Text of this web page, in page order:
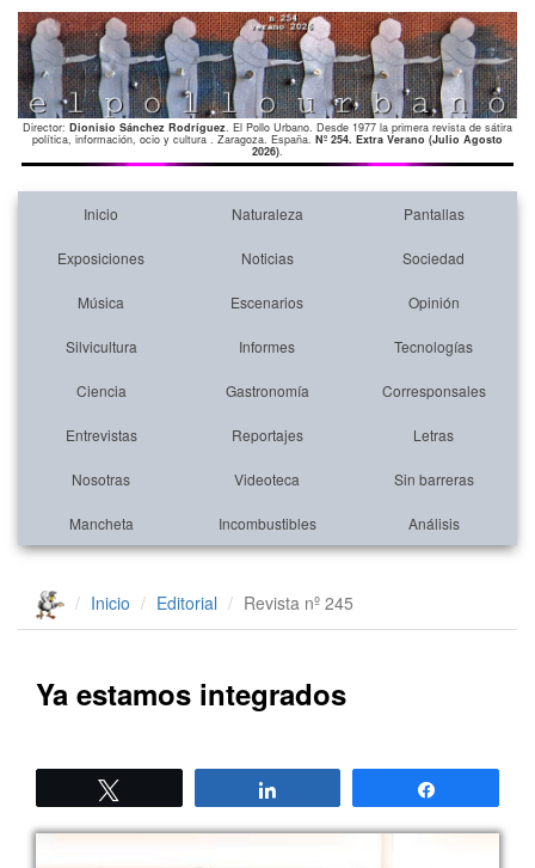
Director: Dionisio Sánchez Rodríguez. El Pollo Urbano. Desde 1977 la primera revista de sátira
política, información, ocio y cultura . Zaragoza. España. Nº 254. Extra Verano (Julio Agosto
2026).
Inicio Naturaleza Pantallas
Exposiciones Noticias Sociedad
Música Escenarios Opinión
Silvicultura Informes Tecnologías
Ciencia Gastronomía Corresponsales
Entrevistas Reportajes Letras
Nosotras Videoteca Sin barreras
Mancheta Incombustibles Análisis
Inicio Editorial Revista nº 245
Ya estamos integrados